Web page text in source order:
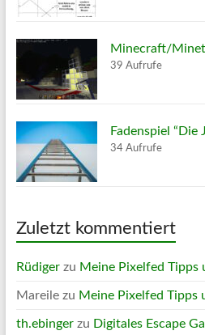
Minecraft/
39 Aufrufe
Fadenspiel “Die
34 Aufrufe
Zuletzt kommentiert
Rüdigerzu Meine Pixelfed Tipps
Mareilezu Meine Pixelfed Tipps
th.ebingerzu Digitales Escape